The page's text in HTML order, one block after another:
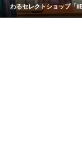
わるセレクトショップ「
ng plus anything」